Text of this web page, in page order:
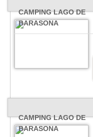
CAMPING LAGO DE
BARASONA
CAMPING LAGO DE
BARASONA